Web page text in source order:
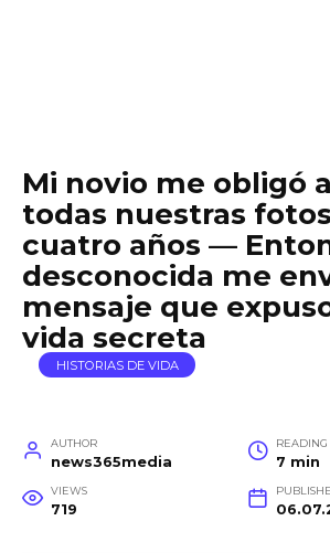
Mi novio me obligó
todas nuestras
cuatro años —
desconocida me
mensaje que
vida secreta
HISTORIAS DE VIDA
AUTHOR
news365media
READING
7 min
VIEWS
719